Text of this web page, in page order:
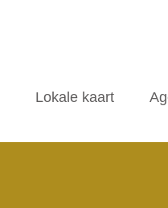
Lokale kaart